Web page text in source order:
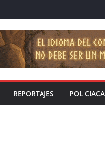
REPORTAJES POLICIACA